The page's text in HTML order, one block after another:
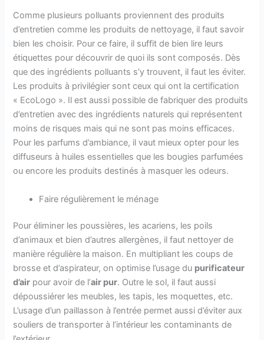
Comme plusieurs polluants proviennent des produits
d’entretien comme les produits de nettoyage, il faut savoir
bien les choisir. Pour ce faire, il suffit de bien lire leurs
étiquettes pour découvrir de quoi ils sont composés. Dès
que des ingrédients polluants s’y trouvent, il faut les éviter.
Les produits à privilégier sont ceux qui ont la certification
« EcoLogo ». Il est aussi possible de fabriquer des produits
d’entretien avec des ingrédients naturels qui représentent
moins de risques mais qui ne sont pas moins efficaces.
Pour les parfums d’ambiance, il vaut mieux opter pour les
diffuseurs à huiles essentielles que les bougies parfumées
ou encore les produits destinés à masquer les odeurs.
Faire régulièrement le ménage
Pour éliminer les poussières, les acariens, les poils
d’animaux et bien d’autres allergènes, il faut nettoyer de
manière régulière la maison. En multipliant les coups de
brosse et d’aspirateur, on optimise l’usage du purificateur
d’air pour avoir de l’air pur. Outre le sol, il faut aussi
dépoussiérer les meubles, les tapis, les moquettes, etc.
L’usage d’un paillasson à l’entrée permet aussi d’éviter aux
souliers de transporter à l’intérieur les contaminants de